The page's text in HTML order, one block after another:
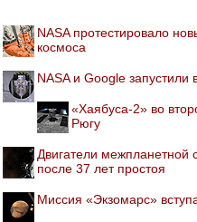
NASA протестировало
космоса
NASA и Google
«Хаябуса-2» во
Рюгу
Двигатели межпланетной
после 37 лет простоя
Миссия «Экзомарс»